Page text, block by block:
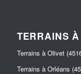
TERRAINS
Terrains à Olivet
Terrains à Orléans